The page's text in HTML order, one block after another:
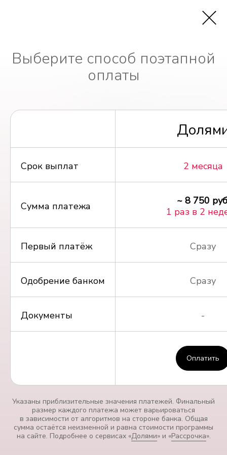
Выберите способ поэтапной
оплаты
Срок выплат 2 месяца
Сумма платежа
~ 8 750
1 раз в 2
Первый платёж Сразу
Одобрение банком Сразу
Документы -
Оплатить
Указаны приблизительные значения платежей. Финальный
размер каждого платежа может варьироваться
в зависимости от алгоритмов на стороне банка. Общая
сумма остаётся неизменной и равна стоимости программы
на сайте. Подробнее о сервисах «Долями» и «Рассрочка».